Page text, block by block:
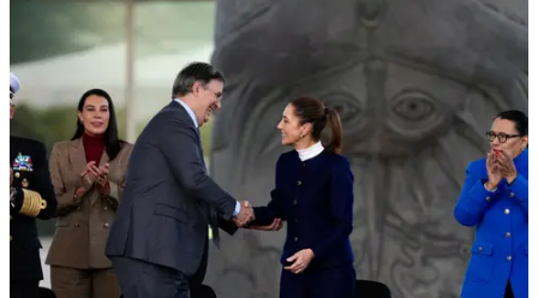
ECONOMÍA
Plan México: hoja de ruta para
el desarrollo económico
nacional y regional